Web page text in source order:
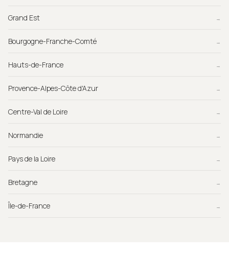
Grand Est →
Bourgogne-Franche-Comté →
Hauts-de-France →
Provence-Alpes-Côte d'Azur →
Centre-Val de Loire →
Normandie →
Pays de la Loire →
Bretagne →
Île-de-France →